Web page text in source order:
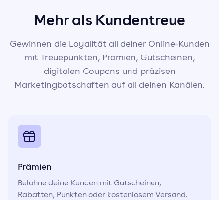
Mehr als Kundentreue
Gewinnen die Loyalität all deiner Online-Kunden
mit Treuepunkten, Prämien, Gutscheinen,
digitalen Coupons und präzisen
Marketingbotschaften auf all deinen Kanälen.
Prämien
Belohne deine Kunden mit Gutscheinen,
Rabatten, Punkten oder kostenlosem Versand.